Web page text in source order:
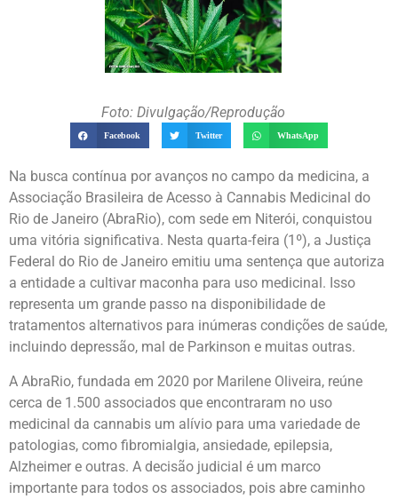
Foto: Divulgação/Reprodução
Facebook Twitter WhatsApp
Na busca contínua por avanços no campo da medicina, a
Associação Brasileira de Acesso à Cannabis Medicinal do
Rio de Janeiro (AbraRio), com sede em Niterói, conquistou
uma vitória significativa. Nesta quarta-feira (1º), a Justiça
Federal do Rio de Janeiro emitiu uma sentença que autoriza
a entidade a cultivar maconha para uso medicinal. Isso
representa um grande passo na disponibilidade de
tratamentos alternativos para inúmeras condições de saúde,
incluindo depressão, mal de Parkinson e muitas outras.
A AbraRio, fundada em 2020 por Marilene Oliveira, reúne
cerca de 1.500 associados que encontraram no uso
medicinal da cannabis um alívio para uma variedade de
patologias, como fibromialgia, ansiedade, epilepsia,
Alzheimer e outras. A decisão judicial é um marco
importante para todos os associados, pois abre caminho